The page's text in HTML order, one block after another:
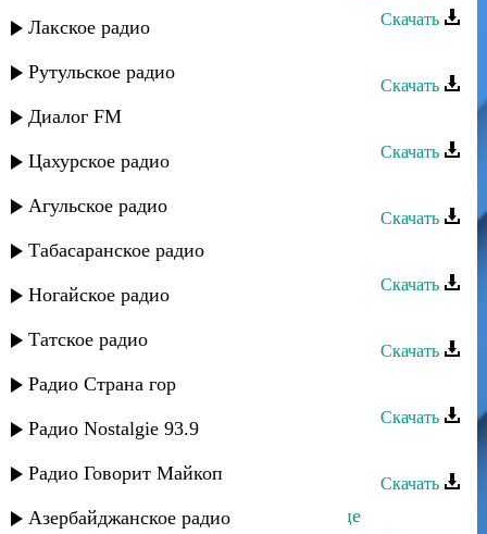
Лакское радио
Рутульское радио
Диалог FM
Цахурское радио
Агульское радио
Табасаранское радио
Ногайское радио
Татское радио
Радио Страна гор
Радио Nostalgie 93.9
Радио Говорит Майкоп
Азербайджанское радио
Скачать
Скачать
Индира Абдулаева - иКъугъраза
Скачать
Скачать
Сабина Абдулаева - Пожелания
Скачать
Скачать
Марзият Абдулаева - Две гордости
Скачать
Скачать
Тавус Абдулаева - Ты в моем сердце